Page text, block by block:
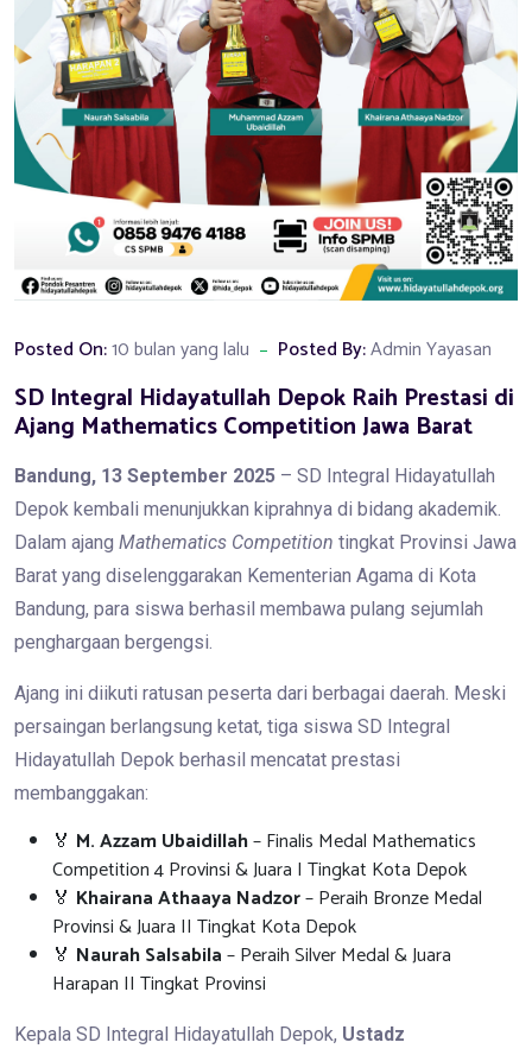
Posted On:10 bulan yang lalu Posted By:Admin Yayasan
SD Integral Hidayatullah Depok Raih Prestasi di
Ajang Mathematics Competition Jawa Barat
Bandung, 13 September 2025 – SD Integral Hidayatullah
Depok kembali menunjukkan kiprahnya di bidang akademik.
Dalam ajang Mathematics Competition tingkat Provinsi Jawa
Barat yang diselenggarakan Kementerian Agama di Kota
Bandung, para siswa berhasil membawa pulang sejumlah
penghargaan bergengsi.
Ajang ini diikuti ratusan peserta dari berbagai daerah. Meski
persaingan berlangsung ketat, tiga siswa SD Integral
Hidayatullah Depok berhasil mencatat prestasi
membanggakan:
🏅 M. Azzam Ubaidillah– Finalis Medal Mathematics
Competition 4 Provinsi & Juara I Tingkat Kota Depok
🏅 Khairana Athaaya Nadzor– Peraih Bronze Medal
Provinsi & Juara II Tingkat Kota Depok
🏅 Naurah Salsabila– Peraih Silver Medal & Juara
Harapan II Tingkat Provinsi
Kepala SD Integral Hidayatullah Depok, Ustadz